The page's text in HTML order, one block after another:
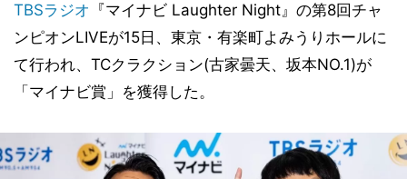
TBSラジオ 『マイナビ Laughter Night』の第8回チャ
ンピオンLIVEが15日、東京・有楽町よみうりホールに
て行われ、TCクラクション(古家曇天、坂本NO.1)が
「マイナビ賞」を獲得した。